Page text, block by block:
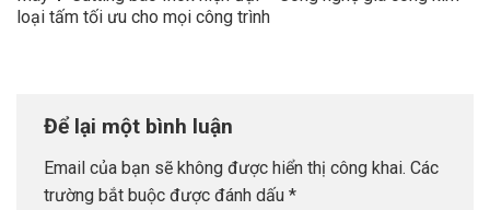
loại tấm tối ưu cho mọi công trình
Để lại một bình luận
Email của bạn sẽ không được hiển thị công khai. Các
trường bắt buộc được đánh dấu *